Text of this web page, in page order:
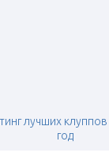
лучших клуппов
год